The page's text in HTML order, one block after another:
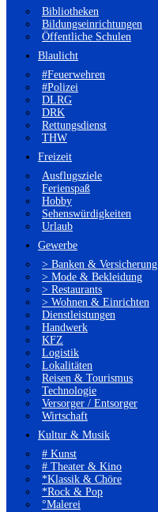
Bibliotheken
Bildungseinrichtungen
Öffentliche Schulen
Blaulicht
#Feuerwehren
#Polizei
DLRG
DRK
Rettungsdienst
THW
Freizeit
Ausflugsziele
Ferienspaß
Hobby
Sehenswürdigkeiten
Urlaub
Gewerbe
> Banken & Versicherung
> Mode & Bekleidung
> Restaurants
> Wohnen & Einrichten
Dienstleistungen
Handwerk
KFZ
Logistik
Lokalitäten
Reisen & Tourismus
Technologie
Versorger / Entsorger
Wirtschaft
Kultur & Musik
# Kunst
# Theater & Kino
*Klassik & Chöre
*Rock & Pop
°Malerei